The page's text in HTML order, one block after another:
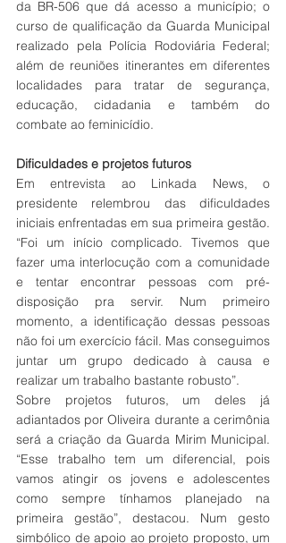
da BR-506 que dá acesso a município; o
curso de qualificação da Guarda Municipal
realizado pela Polícia Rodoviária Federal;
além de reuniões itinerantes em diferentes
localidades para tratar de segurança,
educação, cidadania e também do
combate ao feminicídio.
Dificuldades e projetos futuros
Em entrevista ao Linkada News, o
presidente relembrou das dificuldades
iniciais enfrentadas em sua primeira gestão.
“Foi um início complicado. Tivemos que
fazer uma interlocução com a comunidade
e tentar encontrar pessoas com pré-
disposição pra servir. Num primeiro
momento, a identificação dessas pessoas
não foi um exercício fácil. Mas conseguimos
juntar um grupo dedicado à causa e
realizar um trabalho bastante robusto”.
Sobre projetos futuros, um deles já
adiantados por Oliveira durante a cerimônia
será a criação da Guarda Mirim Municipal.
“Esse trabalho tem um diferencial, pois
vamos atingir os jovens e adolescentes
como sempre tínhamos planejado na
primeira gestão”, destacou. Num gesto
simbólico de apoio ao projeto proposto, um